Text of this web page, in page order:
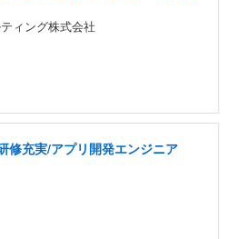
ィング株式会社
修充実/アプリ開発エンジニア